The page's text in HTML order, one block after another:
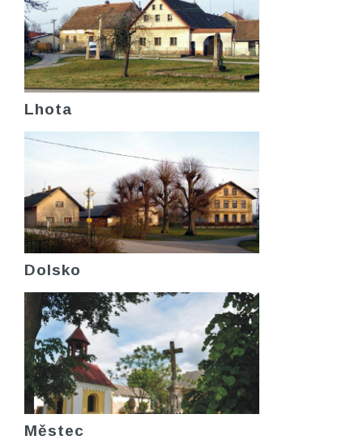
Lhota
Dolsko
Městec